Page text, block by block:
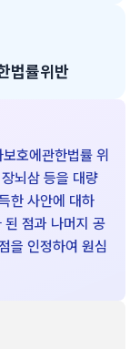
법률위반
호에관한법률 위
뇌삼 등을 대량
한 사안에 대하
된 점과 나머지 공
을 인정하여 원심